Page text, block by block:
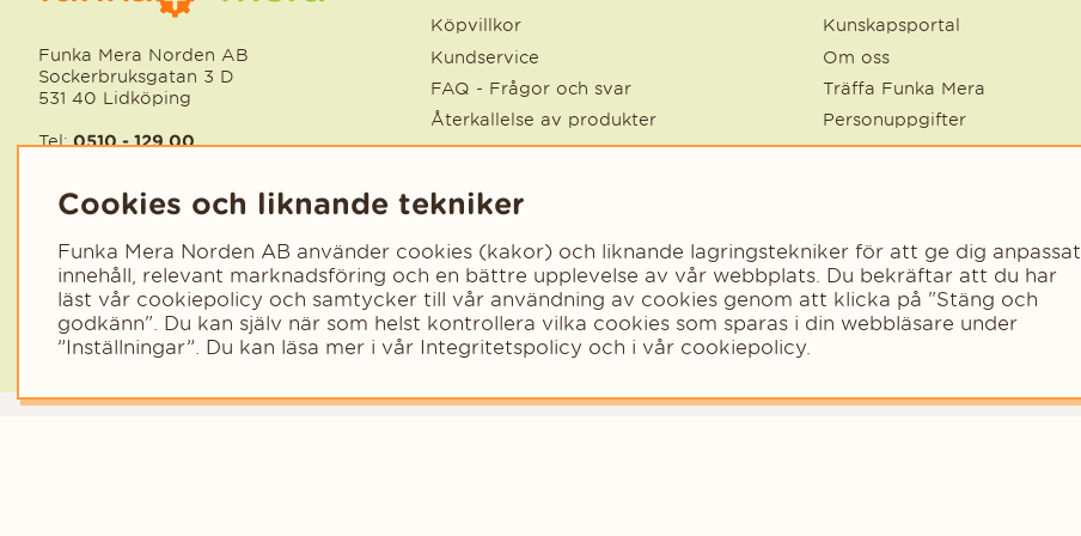
Funka Mera Norden AB
Sockerbruksgatan 3 D
531 40 Lidköping
Tel: 0510 - 129 00
Ex moms/Ink moms
EUR/SEK
Köpvillkor
Kundservice
FAQ - Frågor och svar
Återkallelse av produkter
Säkra produkter
Ångra köp
Kunskapsportal
Om oss
Träffa Funka Mera
Personuppgifter
Cookies
Cookies och liknande tekniker
Funka Mera Norden AB använder cookies (kakor) och liknande lagringstekniker för att ge dig anpassat
innehåll, relevant marknadsföring och en bättre upplevelse av vår webbplats. Du bekräftar att du har
läst vår cookiepolicy och samtycker till vår användning av cookies genom att klicka på "Stäng och
godkänn". Du kan själv när som helst kontrollera vilka cookies som sparas i din webbläsare under
”Inställningar”. Du kan läsa mer i vår Integritetspolicy och i vår cookiepolicy.